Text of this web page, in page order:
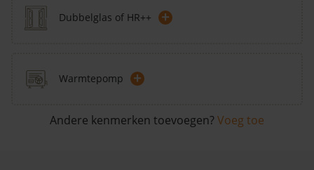
Dubbelglas of HR++ +
Warmtepomp +
Andere kenmerken toevoegen? Voeg toe